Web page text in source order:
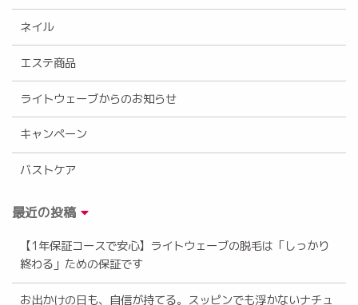
ネイル
エステ商品
ライトウェーブからのお知らせ
キャンペーン
バストケア
最近の投稿
【1年保証コースで安心】ライトウェーブの脱毛は「しっかり
終わる」ための保証です
お出かけの日も、自信が持てる。スッピンでも浮かないナチュ